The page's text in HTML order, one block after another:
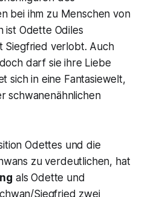
bei ihm zu Menschen von
ist Odette Odiles
Siegfried verlobt. Auch
darf sie ihre Liebe
sich in eine Fantasiewelt,
schwanenähnlichen
Odettes und die
zu verdeutlichen, hat
als Odette und
Siegfried zwei